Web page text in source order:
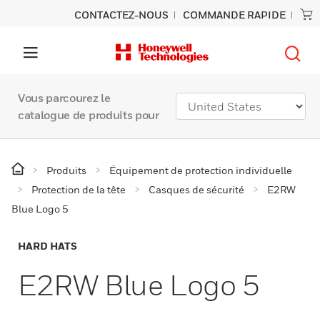
CONTACTEZ-NOUS COMMANDE RAPIDE
Vous parcourez le
catalogue de produits pour
Produits
Équipement de protection individuelle
Protection de la tête
Casques de sécurité
E2RW
Blue Logo 5
HARD HATS
E2RW Blue Logo 5